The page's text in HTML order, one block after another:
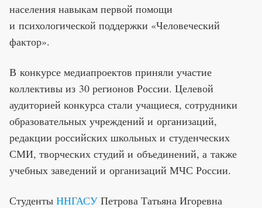
населения навыкам первой помощи
и психологической поддержки «Человеческий
фактор».
В конкурсе медиапроектов приняли участие
коллективы из 30 регионов России. Целевой
аудиторией конкурса стали учащиеся, сотрудники
образовательных учреждений и организаций,
редакции российских школьных и студенческих
СМИ, творческих студий и объединений, а также
учебных заведений и организаций МЧС России.
Студенты ННГАСУ Петрова Татьяна Игоревна